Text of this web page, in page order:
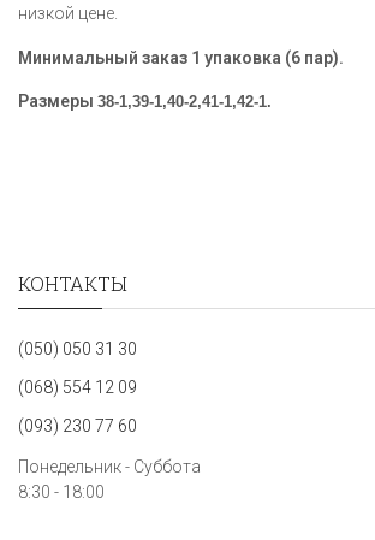
низкой цене.
Минимальный заказ 1 упаковка (6 пар).
Размеры 38-1,39-1,40-2,41-1,42-1.
КОНТАКТЫ
(050) 050 31 30
(068) 554 12 09
(093) 230 77 60
Понедельник - Суббота
8:30 - 18:00